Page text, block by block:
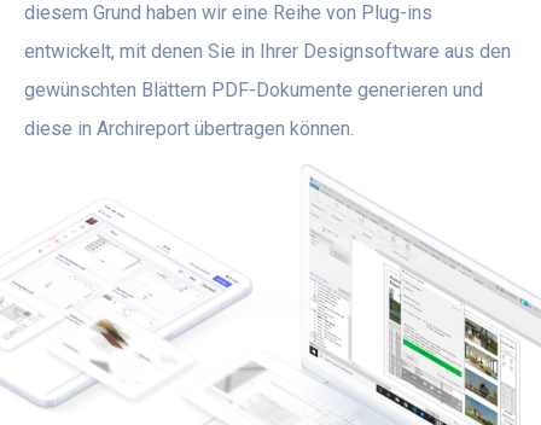
diesem Grund haben wir eine Reihe von Plug-ins
entwickelt, mit denen Sie in Ihrer Designsoftware aus den
gewünschten Blättern PDF-Dokumente generieren und
diese in Archireport übertragen können.